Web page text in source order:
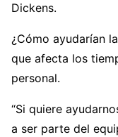
Dickens.
¿Cómo ayudarían
que afecta los
personal.
“Si quiere
a ser parte del